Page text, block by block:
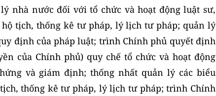
nhà nước đối với tổ chức và hoạt động luật sư,
tịch, thống kê tư pháp, lý lịch tư pháp; quản lý
định của pháp luật; trình Chính phủ quyết định
của Chính phủ) quy chế tổ chức và hoạt động
và giám định; thống nhất quản lý các biểu
thống kê tư pháp, lý lịch tư pháp; trình Chính